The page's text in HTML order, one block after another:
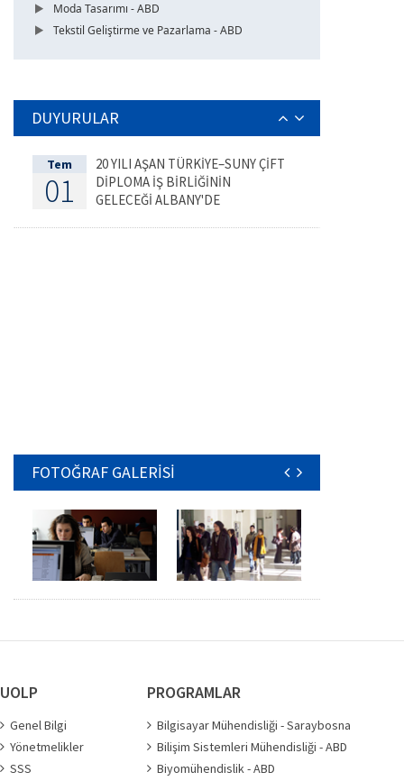
Moda Tasarımı - ABD
Tekstil Geliştirme ve Pazarlama - ABD
DUYURULAR
Tem
01
20 YILI AŞAN TÜRKİYE–SUNY ÇİFT
DİPLOMA İŞ BİRLİĞİNİN
GELECEĞİ ALBANY'DE
FOTOĞRAF GALERİSİ
UOLP
Genel Bilgi
Yönetmelikler
SSS
PROGRAMLAR
Bilgisayar Mühendisliği - Saraybosna
Bilişim Sistemleri Mühendisliği - ABD
Biyomühendislik - ABD